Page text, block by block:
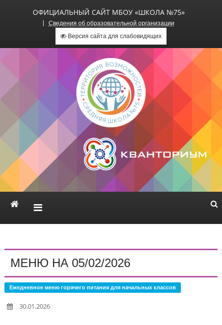
ОФИЦИАЛЬНЫЙ САЙТ МБОУ «ШКОЛА №75»
Сведения об образовательной организации
Версия сайта для слабовидящих
Официальный сайт МБОУ
«Школа №75»
МЕНЮ НА 05/02/2026
Ежедневное меню горячего питания для начальных классов
30.01.2026